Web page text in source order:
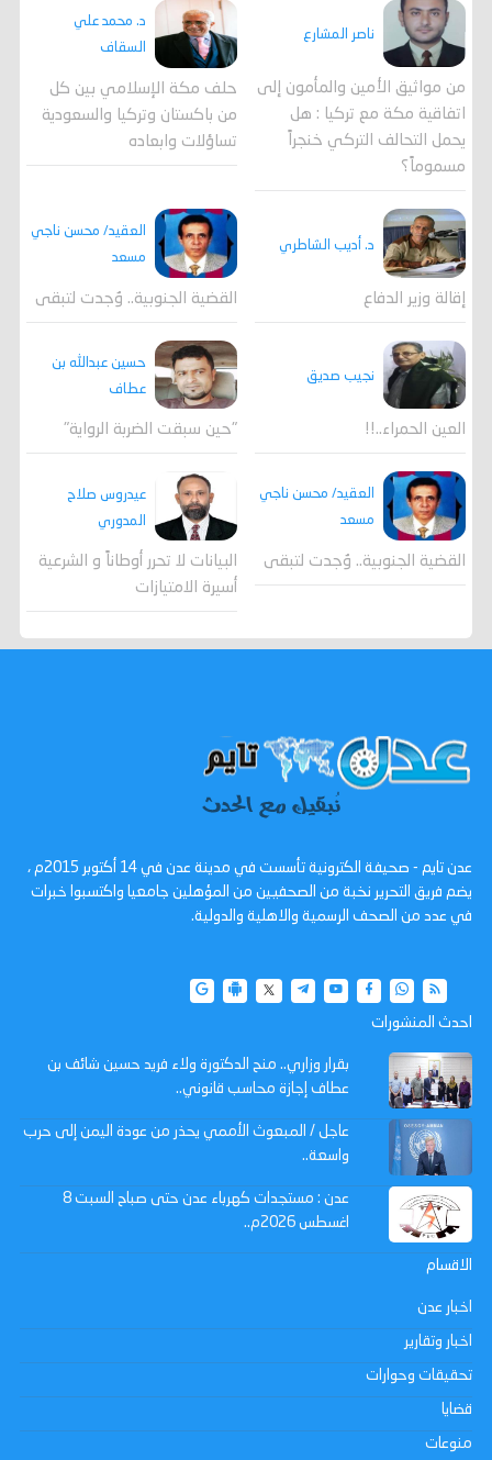
ناصر المشارع
من مواثيق الأمين والمأمون إلى
اتفاقية مكة مع تركيا : هل
يحمل التحالف التركي خنجراً
مسموماً؟
د. محمد علي
السقاف
حلف مكة الإسلامي بين كل
من باكستان وتركيا والسعودية
تساؤلات وابعاده
د. أديب الشاطري
إقالة وزير الدفاع
العقيد/ محسن ناجي
مسعد
القضية الجنوبية.. وُجدت لتبقى
نجيب صديق
العين الحمراء..!!
حسين عبدالله بن
عطاف
"حين سبقت الضربة الرواية"
العقيد/ محسن ناجي
مسعد
القضية الجنوبية.. وُجدت لتبقى
عيدروس صلاح
المدوري
البيانات لا تحرر أوطاناً و الشرعية
أسيرة الامتيازات
عدن تايم - صحيفة الكترونية تأسست في مدينة عدن في 14 أكتوبر 2015م ،
يضم فريق التحرير نخبة من الصحفيين من المؤهلين جامعيا واكتسبوا خبرات
في عدد من الصحف الرسمية والاهلية والدولية.
احدث المنشورات
بقرار وزاري.. منح الدكتورة ولاء فريد حسين شائف بن
عطاف إجازة محاسب قانوني..
عاجل / المبعوث الأممي يحذر من عودة اليمن إلى حرب
واسعة..
عدن : مستجدات كهرباء عدن حتى صباح السبت 8
اغسطس 2026م..
الاقسام
اخبار عدن
اخبار وتقارير
تحقيقات وحوارات
قضايا
منوعات